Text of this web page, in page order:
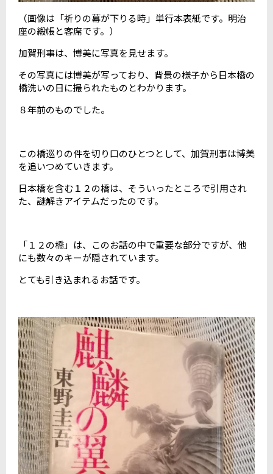
（画像は「祈りの幕が下りる時」単行本表紙です。明治
座の緞帳と客席です。）
加賀刑事は、博美に写真を見せます。
その写真には博美が写っており、背景の様子から日本橋の
橋洗いの日に撮られたものとわかります。
８年前のものでした。
この橋巡りの件を切り口のひとつとして、加賀刑事は博美
を追いつめていきます。
日本橋を含む１２の橋は、そういったところで引用され
た、謎解きアイテムだったのです。
「１２の橋」は、このお話の中で重要な部分ですが、他
にも数々のキーが隠されています。
とても引き込まれるお話です。